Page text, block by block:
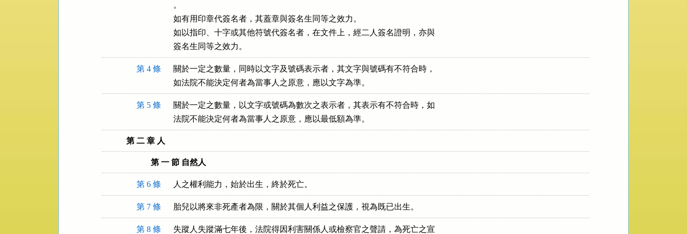
。
如有用印章代簽名者，其蓋章與簽名生同等之效力。
如以指印、十字或其他符號代簽名者，在文件上，經二人簽名證明，亦與
簽名生同等之效力。
第 4 條
關於一定之數量，同時以文字及號碼表示者，其文字與號碼有不符合時，
如法院不能決定何者為當事人之原意，應以文字為準。
第 5 條
關於一定之數量，以文字或號碼為數次之表示者，其表示有不符合時，如
法院不能決定何者為當事人之原意，應以最低額為準。
第 二 章 人
第 一 節 自然人
第 6 條 人之權利能力，始於出生，終於死亡。
第 7 條 胎兒以將來非死產者為限，關於其個人利益之保護，視為既已出生。
第 8 條
失蹤人失蹤滿七年後，法院得因利害關係人或檢察官之聲請，為死亡之宣